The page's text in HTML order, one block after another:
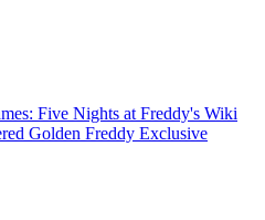
Five Nights at Freddy's Wiki
Golden Freddy Exclusive